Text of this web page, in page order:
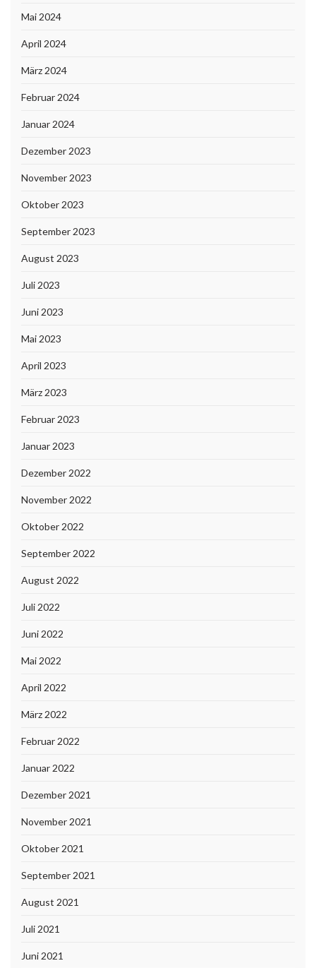
Mai 2024
April 2024
März 2024
Februar 2024
Januar 2024
Dezember 2023
November 2023
Oktober 2023
September 2023
August 2023
Juli 2023
Juni 2023
Mai 2023
April 2023
März 2023
Februar 2023
Januar 2023
Dezember 2022
November 2022
Oktober 2022
September 2022
August 2022
Juli 2022
Juni 2022
Mai 2022
April 2022
März 2022
Februar 2022
Januar 2022
Dezember 2021
November 2021
Oktober 2021
September 2021
August 2021
Juli 2021
Juni 2021